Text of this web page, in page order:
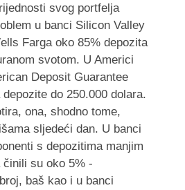
svog portfelja
u banci Silicon Valley
Farga oko 85% depozita
svotom. U Americi
Deposit Guarantee
do 250.000 dolara.
ona, shodno tome,
sljedeći dan. U banci
s depozitima manjim
činili su oko 5% -
baš kao i u banci